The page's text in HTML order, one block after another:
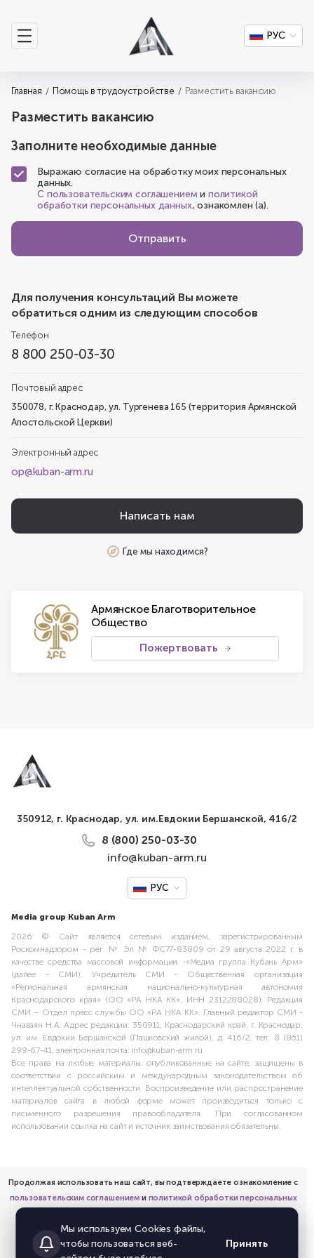
РУС
Главная Помощь в трудоустройстве Разместить вакансию
Разместить вакансию
Заполните необходимые данные
Выражаю согласие на обработку моих персональных
данных.
С пользовательским соглашением и политикой
обработки персональных данных, ознакомлен (а).
Отправить
Для получения консультаций Вы можете
обратиться одним из следующим способов
Телефон
8 800 250-03-30
Почтовый адрес
350078, г. Краснодар, ул. Тургенева 165 (территория Армянской
Апостольской Церкви)
Электронный адрес
op@kuban-arm.ru
Написать нам
Где мы находимся?
Армянское Благотворительное
Общество
Пожертвовать
350912, г. Краснодар, ул. им.Евдокии Бершанской, 416/2
8 (800) 250-03-30
info@kuban-arm.ru
РУС
Media group Kuban Arm
2026 © Сайт является сетевым изданием, зарегистрированным
Роскомнадзором - рег. № Эл № ФС77-83809 от 29 августа 2022 г. в
качестве средства массовой информации -«Медиа группа Кубань Арм»
(далее - СМИ). Учредитель СМИ - Общественная организация
«Региональная армянская национально-культурная автономия
Краснодарского края» (ОО «РА НКА КК», ИНН 2312288028). Редакция
СМИ – Отдел пресс службы ОО «РА НКА КК». Главный редактор СМИ -
Чнаваян Н.А. Адрес редакции: 350911, Краснодарский край, г. Краснодар,
ул. им. Евдокии Бершанской (Пашковский жилой), д. 416/2, тел. 8 (861)
299-67-41, электронная почта: info@kuban-arm.ru.
Все права на любые материалы, опубликованные на сайте, защищены в
соответствии с российским и международным законодательством об
интеллектуальной собственности. Воспроизведение или распространение
материалов сайта в любой форме может производиться только с
письменного разрешения правообладателя. При согласованном
использовании ссылка на сайт и источник заимствования обязательны.
Продолжая использовать наш сайт, вы подтверждаете ознакомление с
пользовательским соглашением и политикой обработки персональных
и предоставляете согласие на обработку соответствующих
персональных данных.
Мы используем Cookies файлы,
чтобы пользоваться веб-
Принять